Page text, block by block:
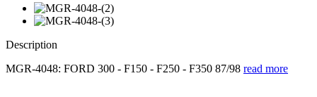
Description
MGR-4048: FORD 300 - F150 - F250 - F350 87/98 read more